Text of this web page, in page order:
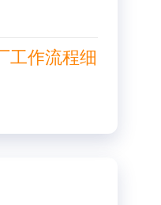
工作流程细